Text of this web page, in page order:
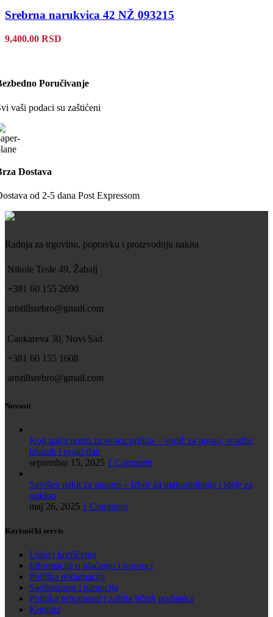
Srebrna narukvica 42 NŽ 093215
9,400.00 RSD
Poručivanje
vaši podaci su zaštićeni
Dostava
od 2-5 dana Post Expressom
Radnja za trgovinu, popravku i proizvodnju nakita
Nikole Tesle 49, Žabalj
+381 60 155 2690
artstillsrebro@gmail.com
Cankareva 30, Novi Sad
+381 60 155 1608
artstillsrebro@gmail.com
Novosti
Koji nakit nositi za svaku priliku – vodič za posao, svadbe,
izlazak i svaki dan
septembar 15, 2025 1 Comment
Savršen nakit za maturu – izbor za maturantkinje i ideje za
poklon
maj 26, 2025 1 Comment
Korisnički servis
Uslovi korišćenja
Informacije o plaćanju i isporuci
Politika reklamacija
Saobraznost i garancija
Politika privatnosti i zaštita ličnih podataka
Kontakt